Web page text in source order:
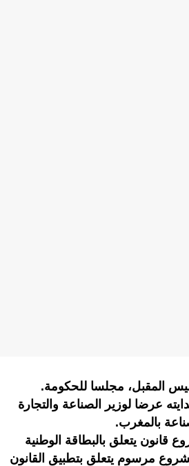
المقبل، مجلسا للحكومة.
عرضا لوزير الصناعة والتجارة
بالمغرب.
يتعلق بالبطاقة الوطنية
مرسوم يتعلق بتطبيق القانون